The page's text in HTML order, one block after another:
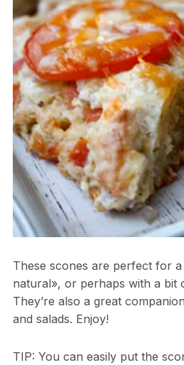
These scones are perfect for
natural», or perhaps with a bit
They’re also a great
and salads. Enjoy!
TIP: You can easily put the